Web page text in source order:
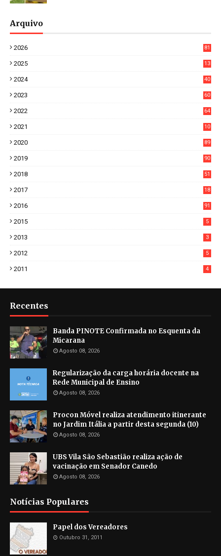
Arquivo
2026
81
2025
13
2024
40
2023
60
2022
64
2021
10
2020
89
2019
90
2018
51
2017
18
2016 91
2015 5
2013 3
2012 5
2011 4
Recentes
Banda PINOTE Confirmada no Esquenta da
Micarana
Agosto 08, 2026
Regularização da carga horária docente na
Rede Municipal de Ensino
Agosto 08, 2026
Procon Móvel realiza atendimento itinerante
no Jardim Itália a partir desta segunda (10)
Agosto 08, 2026
UBS Vila São Sebastião realiza ação de
vacinação em Senador Canedo
Agosto 08, 2026
Notícias Populares
Papel dos Vereadores
Outubro 31, 2011